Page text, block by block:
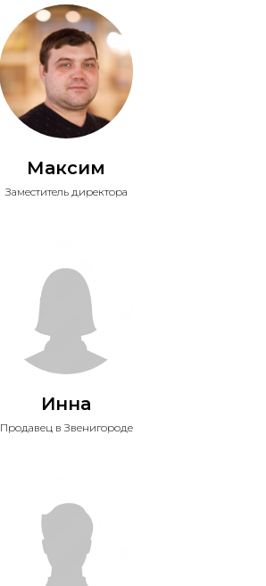
Максим
Заместитель директора
Инна
Продавец в Звенигороде